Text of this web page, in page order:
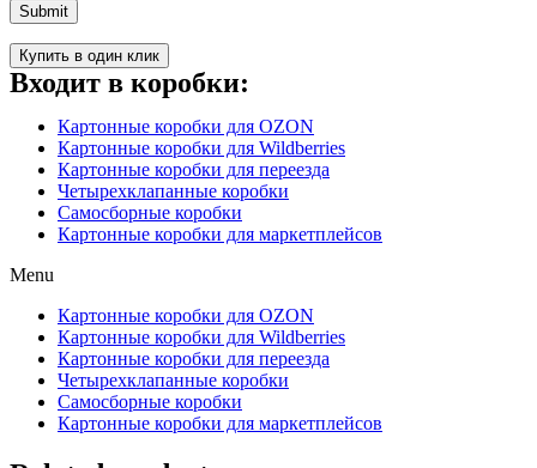
Купить в один клик
Входит в коробки:
Картонные коробки для OZON
Картонные коробки для Wildberries
Картонные коробки для переезда
Четырехклапанные коробки
Самосборные коробки
Картонные коробки для маркетплейсов
Menu
Картонные коробки для OZON
Картонные коробки для Wildberries
Картонные коробки для переезда
Четырехклапанные коробки
Самосборные коробки
Картонные коробки для маркетплейсов